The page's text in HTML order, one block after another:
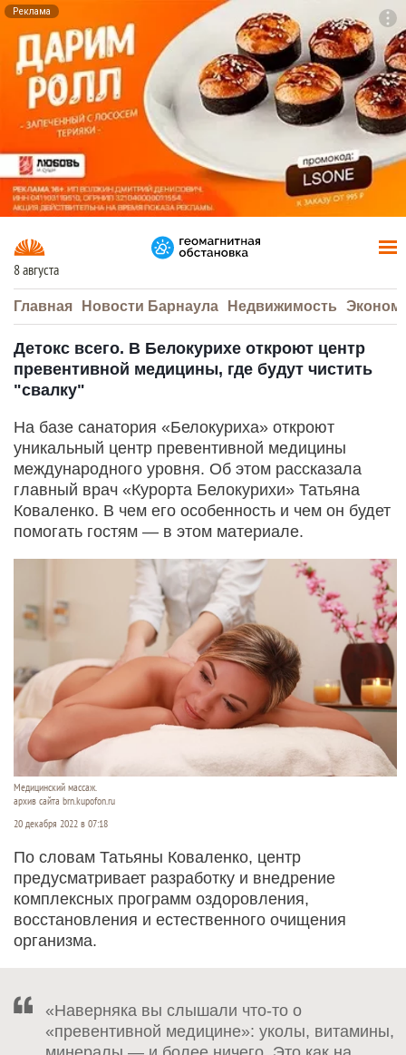
Реклама
8 августа
Главная Новости Барнаула Недвижимость
Детокс всего. В Белокурихе откроют центр
превентивной медицины, где будут чистить
"свалку"
На базе санатория «Белокуриха» откроют
уникальный центр превентивной медицины
международного уровня. Об этом рассказала
главный врач «Курорта Белокурихи» Татьяна
Коваленко. В чем его особенность и чем он будет
помогать гостям — в этом материале.
Медицинский массаж.
архив сайта brn.kupofon.ru
20 декабря 2022 в 07:18
По словам Татьяны Коваленко, центр
предусматривает разработку и внедрение
комплексных программ оздоровления,
восстановления и естественного очищения
организма.
«Наверняка вы слышали что-то о
«превентивной медицине»: уколы, витамины,